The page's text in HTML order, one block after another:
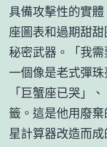
具備攻擊性的實
座圖表和過期甜
秘密武器。「我
一個像是老式彈
「巨蟹座已哭」
籤。這是他用廢
星計算器改造而